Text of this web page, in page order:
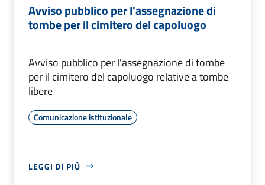
Avviso pubblico per l'assegnazione di
tombe per il cimitero del capoluogo
Avviso pubblico per l'assegnazione di tombe
per il cimitero del capoluogo relative a tombe
libere
Comunicazione istituzionale
LEGGI DI PIÙ